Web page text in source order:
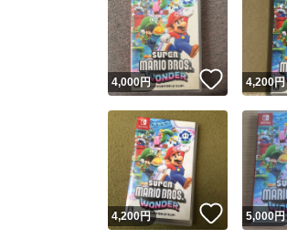
4,000円 いいね！
4,200円
4,200円 いいね！
5,000円